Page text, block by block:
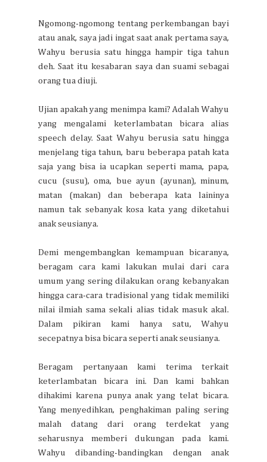
Ngomong-ngomong tentang perkembangan bayi
atau anak, saya jadi ingat saat anak pertama saya,
Wahyu berusia satu hingga hampir tiga tahun
deh. Saat itu kesabaran saya dan suami sebagai
orang tua diuji.
Ujian apakah yang menimpa kami? Adalah Wahyu
yang mengalami keterlambatan bicara alias
speech delay. Saat Wahyu berusia satu hingga
menjelang tiga tahun, baru beberapa patah kata
saja yang bisa ia ucapkan seperti mama, papa,
cucu (susu), oma, bue ayun (ayunan), minum,
matan (makan) dan beberapa kata laininya
namun tak sebanyak kosa kata yang diketahui
anak seusianya.
Demi mengembangkan kemampuan bicaranya,
beragam cara kami lakukan mulai dari cara
umum yang sering dilakukan orang kebanyakan
hingga cara-cara tradisional yang tidak memiliki
nilai ilmiah sama sekali alias tidak masuk akal.
Dalam pikiran kami hanya satu, Wahyu
secepatnya bisa bicara seperti anak seusianya.
Beragam pertanyaan kami terima terkait
keterlambatan bicara ini. Dan kami bahkan
dihakimi karena punya anak yang telat bicara.
Yang menyedihkan, penghakiman paling sering
malah datang dari orang terdekat yang
seharusnya memberi dukungan pada kami.
Wahyu dibanding-bandingkan dengan anak